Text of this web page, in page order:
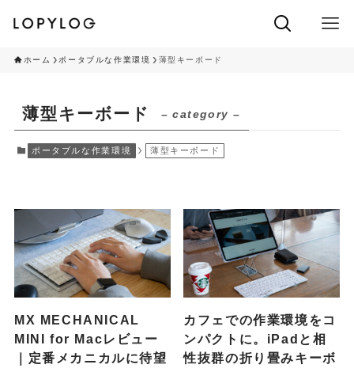
ホーム ポータブルな作業環境 薄型キーボード
薄型キーボード – category –
ポータブルな作業環境 薄型キーボード
MX MECHANICAL
MINI for Macレビュー
｜定番メカニカルに待望
カフェでの作業環境をコ
ンパクトに。iPadと相
性抜群の折り畳みキーボ